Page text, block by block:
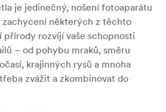
je jedinečný, nošení fotoaparátu
zachycení některých z těchto
přírody rozvíjí vaše schopnosti
– od pohybu mraků, směru
krajinných rysů a mnoha
zvážit a zkombinovat do